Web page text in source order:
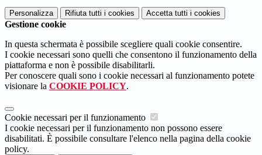
Personalizza Rifiuta tutti i cookies Accetta tutti i cookies
Gestione cookie
In questa schermata è possibile scegliere quali cookie consentire.
I cookie necessari sono quelli che consentono il funzionamento della
piattaforma e non è possibile disabilitarli.
Per conoscere quali sono i cookie necessari al funzionamento potete
visionare la COOKIE POLICY.
Cookie necessari per il funzionamento
I cookie necessari per il funzionamento non possono essere
disabilitati. È possibile consultare l'elenco nella pagina della cookie
policy.